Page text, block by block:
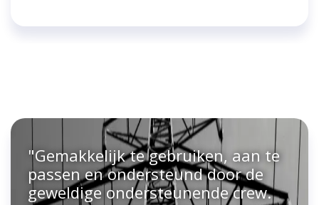
"Gemakkelijk te gebruiken, aan te
passen en ondersteund door de
geweldige ondersteunende crew.